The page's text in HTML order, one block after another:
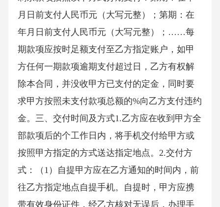
月日前支付人民币元（大写元整）；第期：在
年月日前支付人民币元（大写元整）；……每
期款项应按时足额支付至乙方指定账户，如甲
方任何一期款项逾期支付超过日，乙方有权解
除本合同，并没收甲方已支付的定金，同时要
求甲方按照未支付款项总额的%向乙方支付违约
金。三、交付时间及方式1.乙方应在收到甲方全
部款项后的个工作日内，将手机交付给甲方或
按照甲方指定的方式送达指定地点。2.交付方
式：（1）自提甲方应在乙方通知的时间内，前
往乙方指定地点自提手机。自提时，甲方应携
带有效身份证件，经乙方核对无误后，办理手